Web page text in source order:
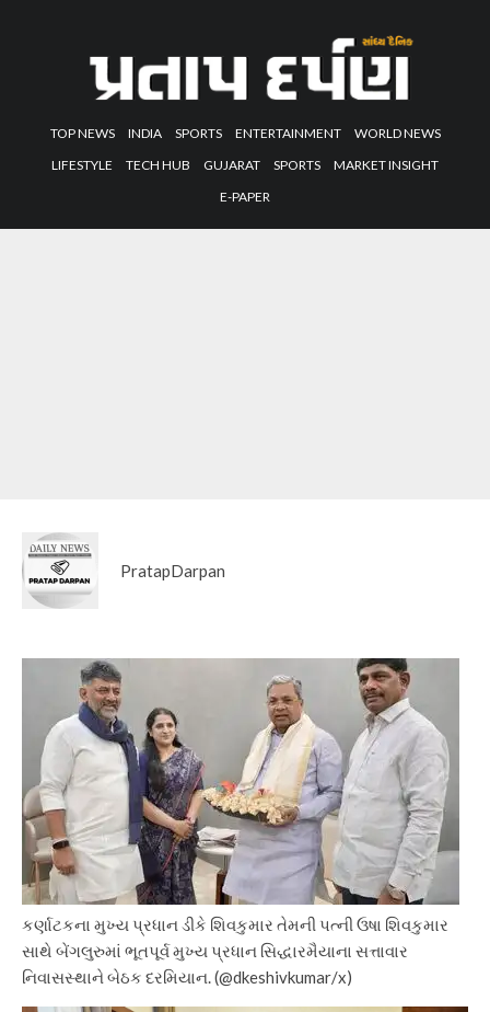
TOP NEWS INDIA SPORTS ENTERTAINMENT
WORLD NEWS
LIFESTYLE
TECH HUB GUJARAT SPORTS
MARKET INSIGHT
E-PAPER
PratapDarpan
કર્ણાટકના મુખ્ય પ્રધાન ડીકે શિવકુમાર તેમની પત્ની ઉષા શિવકુમાર
સાથે બેંગલુરુમાં ભૂતપૂર્વ મુખ્ય પ્રધાન સિદ્ધારમૈયાના સત્તાવાર
નિવાસસ્થાને બેઠક દરમિયાન. (@dkeshivkumar/x)